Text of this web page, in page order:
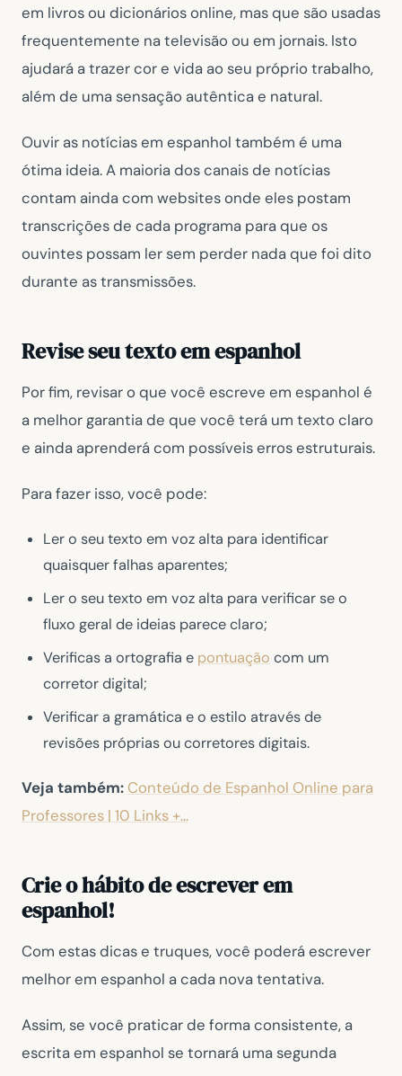
em livros ou dicionários online, mas que são usadas
frequentemente na televisão ou em jornais. Isto
ajudará a trazer cor e vida ao seu próprio trabalho,
além de uma sensação autêntica e natural.
Ouvir as notícias em espanhol também é uma
ótima ideia. A maioria dos canais de notícias
contam ainda com websites onde eles postam
transcrições de cada programa para que os
ouvintes possam ler sem perder nada que foi dito
durante as transmissões.
Revise seu texto em espanhol
Por fim, revisar o que você escreve em espanhol é
a melhor garantia de que você terá um texto claro
e ainda aprenderá com possíveis erros estruturais.
Para fazer isso, você pode:
Ler o seu texto em voz alta para identificar
quaisquer falhas aparentes;
Ler o seu texto em voz alta para verificar se o
fluxo geral de ideias parece claro;
Verificas a ortografia e pontuação com um
corretor digital;
Verificar a gramática e o estilo através de
revisões próprias ou corretores digitais.
Veja também: Conteúdo de Espanhol Online para
Professores | 10 Links +...
Crie o hábito de escrever em
espanhol!
Com estas dicas e truques, você poderá escrever
melhor em espanhol a cada nova tentativa.
Assim, se você praticar de forma consistente, a
escrita em espanhol se tornará uma segunda